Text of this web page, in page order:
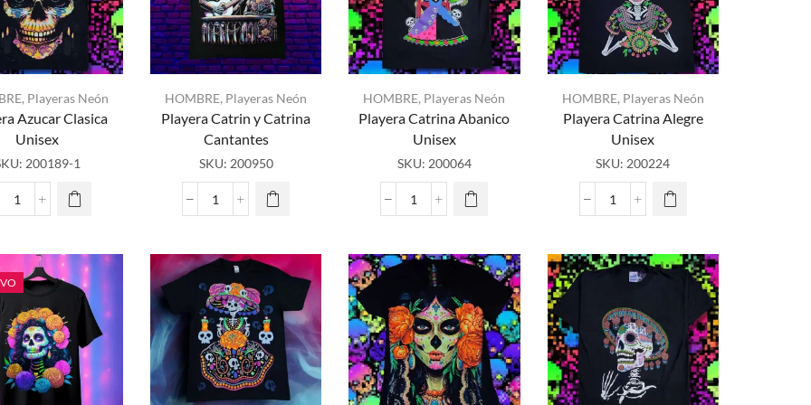
, Playeras Neón
Azucar Clasica
Unisex
200189-1
Playera
Unisex
cantidad
HOMBRE, Playeras Neón
Playera Catrin y Catrina
Cantantes
SKU: 200950
Playera
Catrina
Cantantes
cantidad
HOMBRE, Playeras Neón
Playera Catrina Abanico
Unisex
SKU: 200064
Playera
Unisex
cantidad
HOMBRE, Playeras Neón
Playera Catrina Alegre
Unisex
SKU: 200224
Playera
Unisex
cantidad